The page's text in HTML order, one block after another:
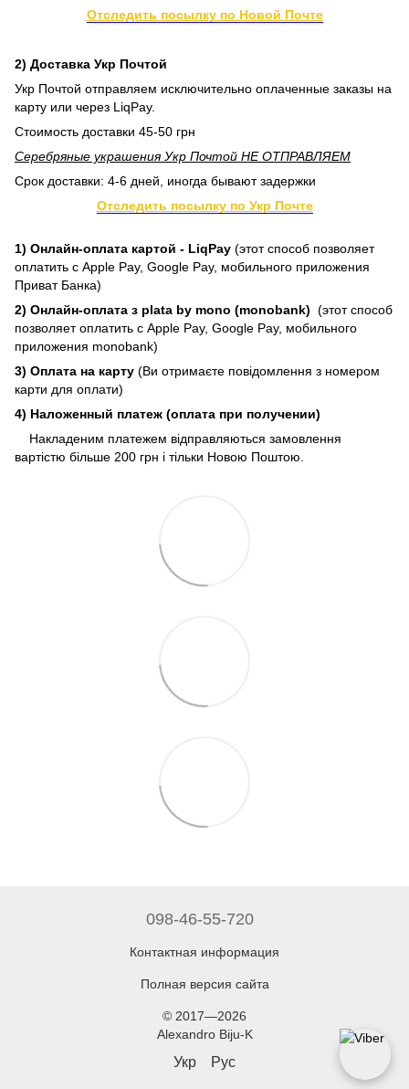
Отследить посылку по Новой Почте
2) Доставка Укр Почтой
Укр Почтой отправляем исключительно оплаченные заказы на
карту или через LiqPay.
Стоимость доставки 45-50 грн
Серебряные украшения Укр Почтой НЕ ОТПРАВЛЯЕМ
Срок доставки: 4-6 дней, иногда бывают задержки
Отследить посылку по Укр Почте
1) Онлайн-оплата картой - LiqPay (этот способ позволяет
оплатить с Apple Pay, Google Pay, мобильного приложения
Приват Банка)
2) Онлайн-оплата з plata by mono (monobank) (этот способ
позволяет оплатить с Apple Pay, Google Pay, мобильного
приложения monobank)
3) Оплата на карту (Ви отримаєте повідомлення з номером
карти для оплати)
4) Наложенный платеж (оплата при получении)
Накладеним платежем відправляються замовлення
вартістю більше 200 грн і тільки Новою Поштою.
098-46-55-720
Контактная информация
Полная версия сайта
© 2017—2026
Alexandro Biju-K
Укр Рус